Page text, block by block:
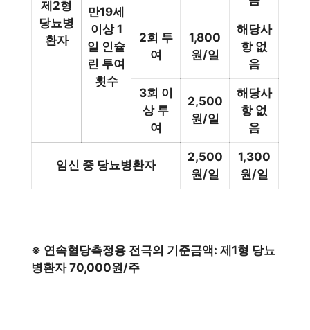
제2형
당뇨병
환자
만19세
이상 1
일 인슐
린 투여
횟수
2회 투
여
1,800
원/일
해당사
항 없
음
3회 이
상 투
여
2,500
원/일
해당사
항 없
음
임신 중 당뇨병환자
2,500
원/일
1,300
원/일
※ 연속혈당측정용 전극의 기준금액: 제1형 당뇨
병환자 70,000원/주